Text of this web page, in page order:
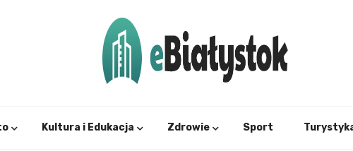
Kultura i Edukacja Zdrowie Sport